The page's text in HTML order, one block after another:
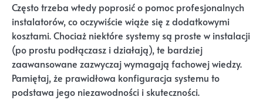
Często trzeba wtedy poprosić o pomoc profesjonalnych
instalatorów, co oczywiście wiąże się z dodatkowymi
kosztami. Chociaż niektóre systemy są proste w instalacji
(po prostu podłączasz i działają), te bardziej
zaawansowane zazwyczaj wymagają fachowej wiedzy.
Pamiętaj, że prawidłowa konfiguracja systemu to
podstawa jego niezawodności i skuteczności.